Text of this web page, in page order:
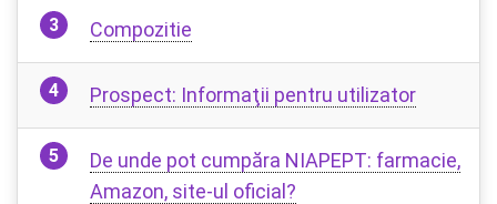
Compozitie
Prospect: Informaţii pentru utilizator
De unde pot cumpăra NIAPEPT: farmacie,
Amazon, site-ul oficial?